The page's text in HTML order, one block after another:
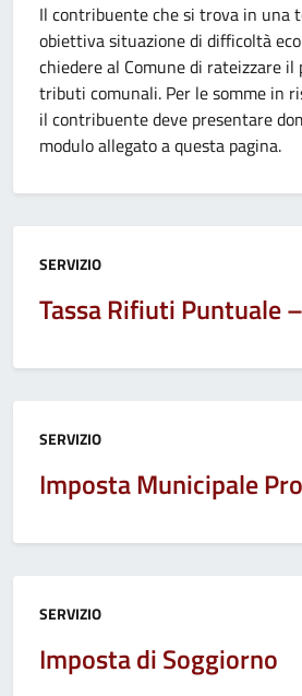
Il contribuente che si trova in una
obiettiva situazione di difficoltà
chiedere al Comune di rateizzare il
tributi comunali. Per le somme in
il contribuente deve presentare
modulo allegato a questa pagina.
Categoria:
SERVIZIO
Tassa Rifiuti Puntuale
Categoria:
SERVIZIO
Imposta Municipale
Categoria:
SERVIZIO
Imposta di Soggiorno